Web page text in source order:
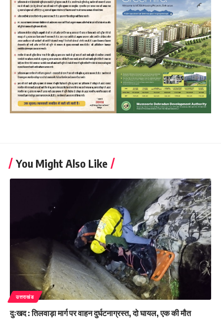
You Might Also Like
उत्तराखंड
दुःखद : तिलवाड़ा मार्ग पर वाहन दुर्घटनाग्रस्त, दो घायल, एक की मौत